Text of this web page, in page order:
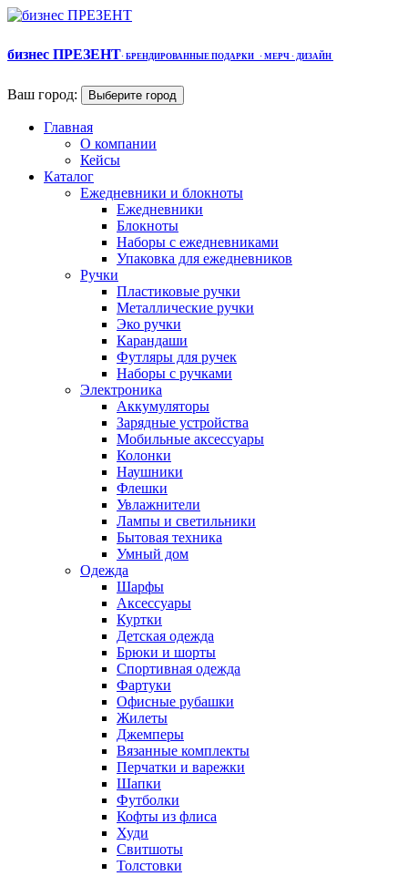
бизнес ПРЕЗЕНТ· БРЕНДИРОВАННЫЕ ПОДАРКИ · МЕРЧ · ДИЗАЙН
Ваш город: Выберите город
Главная
О компании
Кейсы
Каталог
Ежедневники и блокноты
Ежедневники
Блокноты
Наборы с ежедневниками
Упаковка для ежедневников
Ручки
Пластиковые ручки
Металлические ручки
Эко ручки
Карандаши
Футляры для ручек
Наборы с ручками
Электроника
Аккумуляторы
Зарядные устройства
Мобильные аксессуары
Колонки
Наушники
Флешки
Увлажнители
Лампы и светильники
Бытовая техника
Умный дом
Одежда
Шарфы
Аксессуары
Куртки
Детская одежда
Брюки и шорты
Спортивная одежда
Фартуки
Офисные рубашки
Жилеты
Джемперы
Вязанные комплекты
Перчатки и варежки
Шапки
Футболки
Кофты из флиса
Худи
Свитшоты
Толстовки